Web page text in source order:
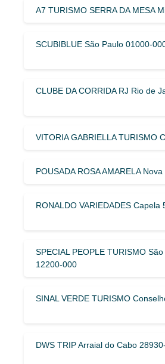
A7 TURISMO SERRA DA MESA
SCUBIBLUE São Paulo 01000-
CLUBE DA CORRIDA RJ Rio de
VITORIA GABRIELLA TURISMO
POUSADA ROSA AMARELA
RONALDO VARIEDADES Capela
SPECIAL PEOPLE TURISMO
12200-000
SINAL VERDE TURISMO
DWS TRIP Arraial do Cabo